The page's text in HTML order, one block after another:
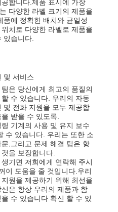
합니다.제품 표시에 가장
다양한 라벨 크기의 제품을
품에 정확한 배치와 균일성
치로 다양한 라벨로 제품을
있습니다.
및 서비스
은 당신에게 최고의 품질의
수 있습니다. 우리의 자동
및 전화 지원을 모두 제공합
받을 수 있도록.
기계의 사용 및 유지 보수
수 있습니다. 우리는 또한 소
,그리고 문제 해결 팁은 항
을 보장합니다.
기면 저희에게 연락해 주시
이 도움을 줄 것입니다.우리
원을 제공하기 위해 최선을
은 항상 우리의 제품과 함
수 있습니다 확신 할 수 있